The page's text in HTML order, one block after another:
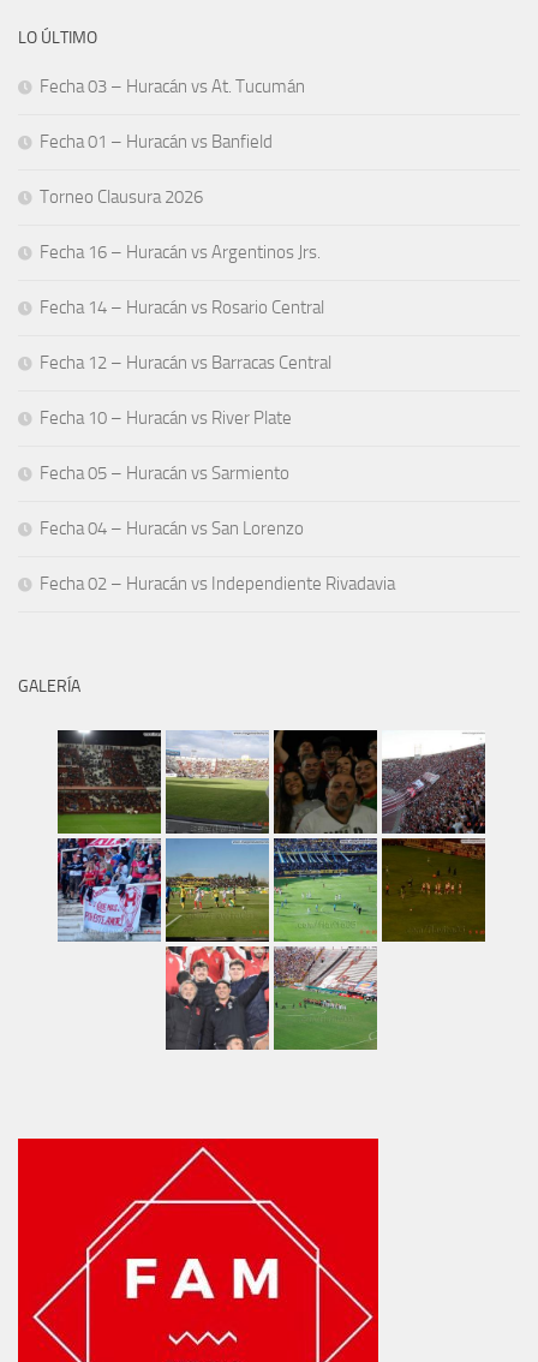
LO ÚLTIMO
Fecha 03 – Huracán vs At. Tucumán
Fecha 01 – Huracán vs Banfield
Torneo Clausura 2026
Fecha 16 – Huracán vs Argentinos Jrs.
Fecha 14 – Huracán vs Rosario Central
Fecha 12 – Huracán vs Barracas Central
Fecha 10 – Huracán vs River Plate
Fecha 05 – Huracán vs Sarmiento
Fecha 04 – Huracán vs San Lorenzo
Fecha 02 – Huracán vs Independiente Rivadavia
GALERÍA